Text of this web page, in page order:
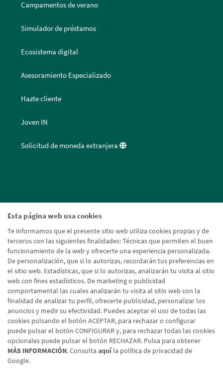
Esta página web usa cookies
Te informamos que el presente sitio web utiliza cookies propias y de
terceros con las siguientes finalidades: Técnicas que permiten el buen
funcionamiento de la web y ofrecerte una experiencia personalizada.
De personalización, que si lo autorizas, recordarán tus preferencias en
el sitio web. Estadísticas, que si lo autorizas, analizarán tu visita al sitio
web con fines estadísticos. De marketing o publicidad
comportamental las cuales analizarán tu visita al sitio web con la
finalidad de analizar tu perfil, ofrecerte publicidad, personalizar los
anuncios y medir su efectividad. Puedes aceptar el uso de todas las
cookies pulsando el botón ACEPTAR, para rechazar o configurar
puede pulsar el botón CONFIGURAR y, para rechazar todas las cookies
opcionales puede pulsar el botón RECHAZAR. Pulsa para obtener
MÁS INFORMACIÓN. Consulta aquíla política de privacidad de
Google.
Campamentos de verano
Simulador de préstamos
Ecosistema digital
Asesoramiento Especializado
Hazte cliente
Joven IN
Solicitud de moneda extranjera
Aviso legal